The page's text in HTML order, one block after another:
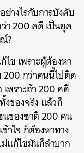
างไรกับการบังคับ
า 200 คดี เป็นยุค
?
ข เพราะผู้ต้องหา
กว่าคนนี้ไปติด
พราะถ้า 200 คดี
ของจริง แล้วก็
ของชาติ 200 คน
าใจ ก็ต้องหาทาง
แก้ไขมันก็ลำบาก